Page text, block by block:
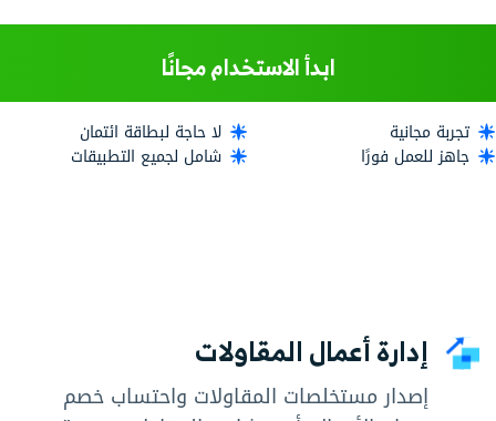
ابدأ الاستخدام مجانًا
تجربة مجانية
لا حاجة لبطاقة ائتمان
جاهز للعمل فورًا
شامل لجميع التطبيقات
إدارة أعمال المقاولات
إصدار مستخلصات المقاولات واحتساب خصم